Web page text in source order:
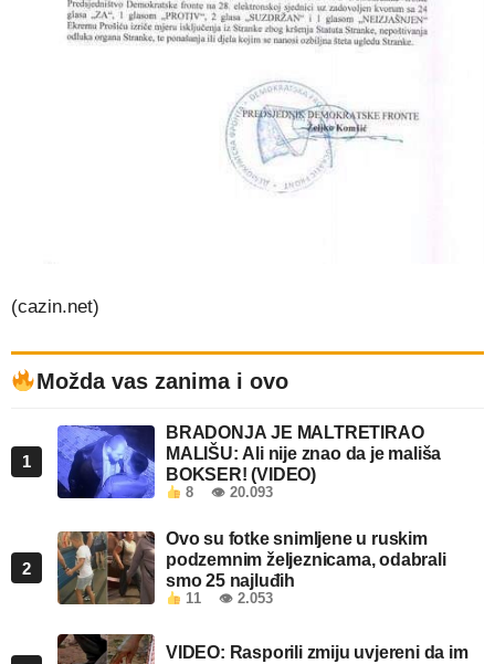
(cazin.net)
Možda vas zanima i ovo
1
BRADONJA JE MALTRETIRAO
MALIŠU: Ali nije znao da je mališa
BOKSER! (VIDEO)
8 👁 20.093
2
Ovo su fotke snimljene u ruskim
podzemnim željeznicama, odabrali
smo 25 najluđih
11 👁 2.053
VIDEO: Rasporili zmiju uvjereni da im